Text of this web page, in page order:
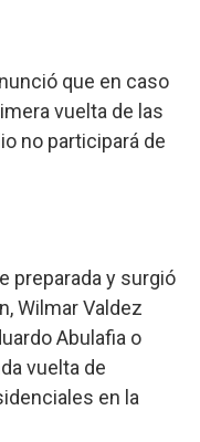
que en caso
vuelta de las
no participará de
preparada y surgió
Wilmar Valdez
Abulafia o
vuelta de
en la